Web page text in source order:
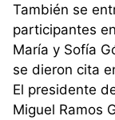
También se
participantes
María y Sofía
se dieron cita
El presidente
Miguel Ramos